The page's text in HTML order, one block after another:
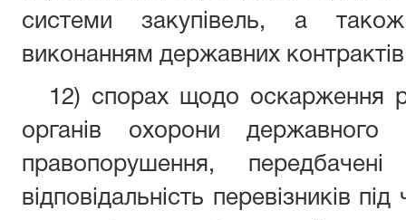
системи закупівель, а
виконанням державних
12) спорах щодо оскарження
органів охорони
правопорушення,
відповідальність перевізників